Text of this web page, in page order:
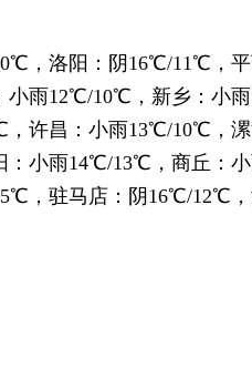
，洛阳：阴16℃/11℃，平
雨12℃/10℃，新乡：小
许昌：小雨13℃/10℃，漯
小雨14℃/13℃，商丘：
，驻马店：阴16℃/12℃，